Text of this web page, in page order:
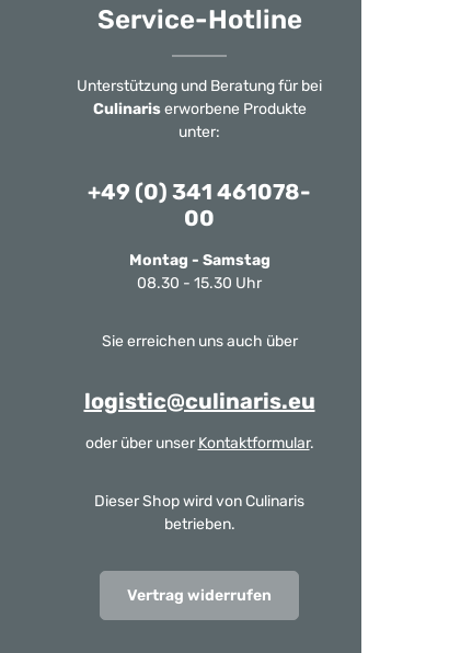
Service-Hotline
Unterstützung und Beratung für bei
Culinariserworbene Produkte
unter:
+49 (0) 341 461078-
00
Montag - Samstag
08.30 - 15.30 Uhr
Sie erreichen uns auch über
logistic@culinaris.eu
oder über unser Kontaktformular.
Dieser Shop wird von Culinaris
betrieben.
Vertrag widerrufen